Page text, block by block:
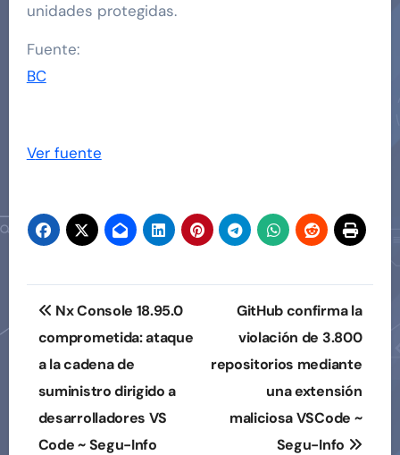
unidades protegidas.
Fuente:
BC
Ver fuente
Navegación
de
entradas
Nx Console 18.95.0
comprometida: ataque
a la cadena de
suministro dirigido a
desarrolladores VS
Code ~ Segu-Info
GitHub confirma la
violación de 3.800
repositorios mediante
una extensión
maliciosa VSCode ~
Segu-Info